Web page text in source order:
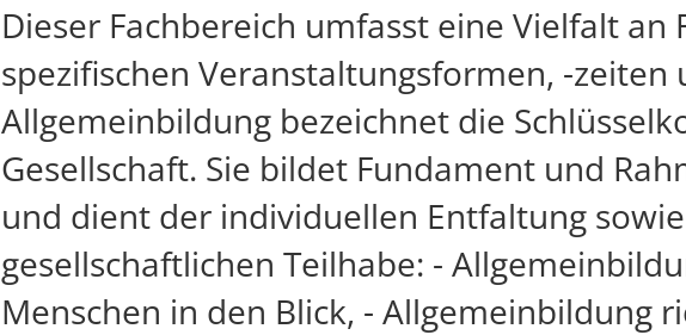
Dieser Fachbereich umfasst eine Vielfalt an
spezifischen Veranstaltungsformen, -zeiten
Allgemeinbildung bezeichnet die
Gesellschaft. Sie bildet Fundament und
und dient der individuellen Entfaltung
gesellschaftlichen Teilhabe: -
Menschen in den Blick, - Allgemeinbildung